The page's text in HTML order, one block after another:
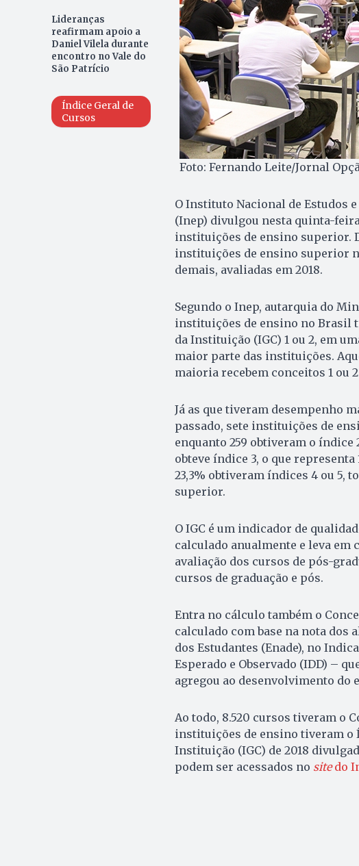
Lideranças
reafirmam apoio a
Daniel Vilela durante
encontro no Vale do
São Patrício
Índice Geral de
Cursos
Foto: Fernando Leite/Jornal
O Instituto Nacional de Estudos
(Inep) divulgou nesta quinta-
instituições de ensino superior.
instituições de ensino superior
demais, avaliadas em 2018.
Segundo o Inep, autarquia do
instituições de ensino no Brasil
da Instituição (IGC) 1 ou 2, em
maior parte das instituições.
maioria recebem conceitos 1 ou
Já as que tiveram desempenho
passado, sete instituições de
enquanto 259 obtiveram o
obteve índice 3, o que
23,3% obtiveram índices 4 ou 5,
superior.
O IGC é um indicador de
calculado anualmente e leva em
avaliação dos cursos de pós-
cursos de graduação e pós.
Entra no cálculo também o
calculado com base na nota dos
dos Estudantes (Enade), no
Esperado e Observado (IDD) –
agregou ao desenvolvimento do
Ao todo, 8.520 cursos tiveram o
instituições de ensino tiveram o
Instituição (IGC) de 2018
podem ser acessados no sitedo